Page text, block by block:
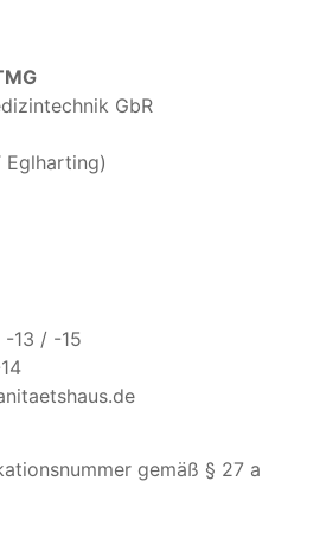
GbR
Eglharting)
13 / -15
gemäß § 27 a